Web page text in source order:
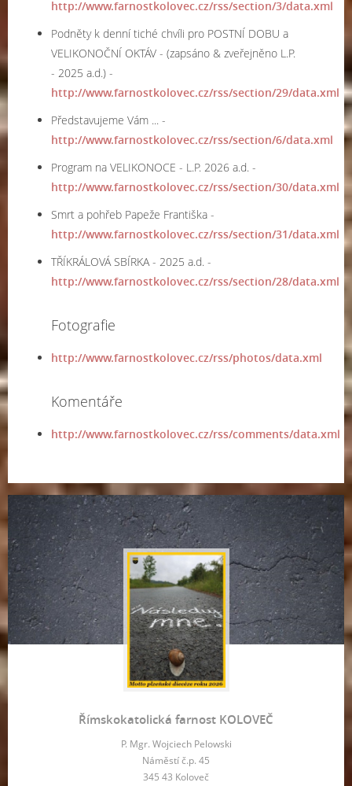
http://www.farnostkolovec.cz/rss/section/3/data.xml
Podněty k denní tiché chvíli pro POSTNÍ DOBU a
VELIKONOČNÍ OKTÁV - (zapsáno & zveřejněno L.P.
- 2025 a.d.) -
http://www.farnostkolovec.cz/rss/section/29/data.xml
Představujeme Vám ... -
http://www.farnostkolovec.cz/rss/section/6/data.xml
Program na VELIKONOCE - L.P. 2026 a.d. -
http://www.farnostkolovec.cz/rss/section/30/data.xml
Smrt a pohřeb Papeže Františka -
http://www.farnostkolovec.cz/rss/section/31/data.xml
TŘÍKRÁLOVÁ SBÍRKA - 2025 a.d. -
http://www.farnostkolovec.cz/rss/section/28/data.xml
Fotografie
http://www.farnostkolovec.cz/rss/photos/data.xml
Komentáře
http://www.farnostkolovec.cz/rss/comments/data.xml
Římskokatolická farnost KOLOVEČ
P. Mgr. Wojciech Pelowski
Náměstí č.p. 45
345 43 Koloveč